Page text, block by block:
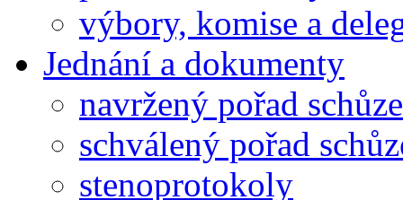
výbory, komise a
Jednání a dokumenty
navržený pořad schůze
schválený pořad
stenoprotokoly